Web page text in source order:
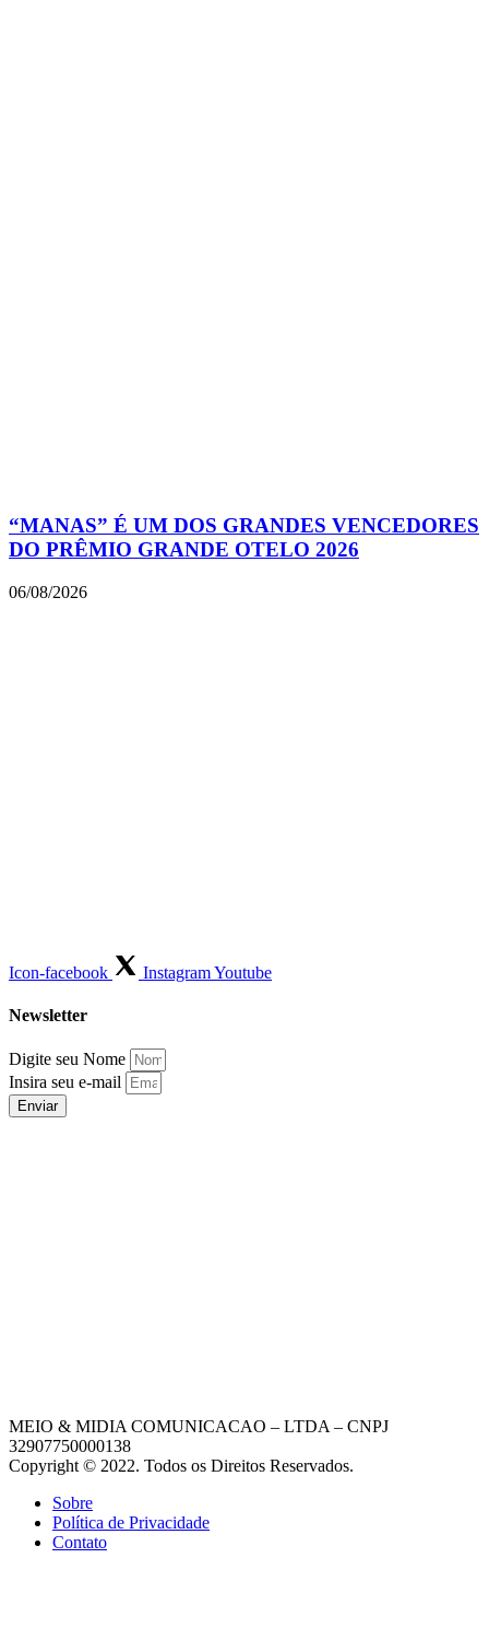
“MANAS” É UM DOS GRANDES VENCEDORES
DO PRÊMIO GRANDE OTELO 2026
06/08/2026
Icon-facebook InstagramYoutube
Newsletter
Digite seu Nome
Insira seu e-mail
Enviar
MEIO & MIDIA COMUNICACAO – LTDA – CNPJ
32907750000138
Copyright © 2022. Todos os Direitos Reservados.
Sobre
Política de Privacidade
Contato